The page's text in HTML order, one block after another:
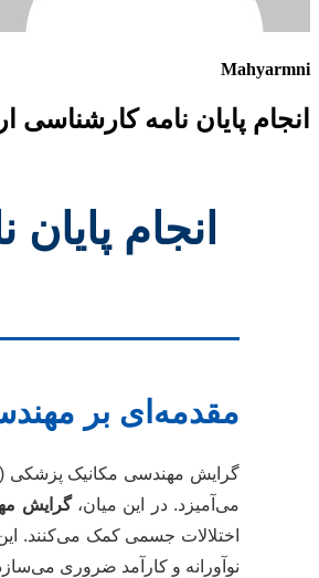
Mahyarmni
انجام پایان نامه
انجام
مقدمه‌ای بر
گرایش مهندسی مکانیک پزشکی
می‌آمیزد. در این میان،گرایش
اختلالات جسمی کمک می‌کنند.
نوآورانه و کارآمد ضروری